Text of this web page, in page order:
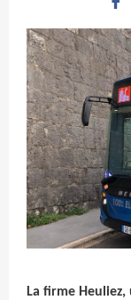
Crédit photo
La firme